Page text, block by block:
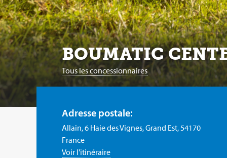
BOUMATIC
Tous les concessionnaires
Adresse postale:
Allain, 6 Haie des Vignes, Grand Est, 54170
France
Voir l'itinéraire